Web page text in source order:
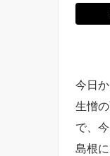
今日
生憎
で、今
島根